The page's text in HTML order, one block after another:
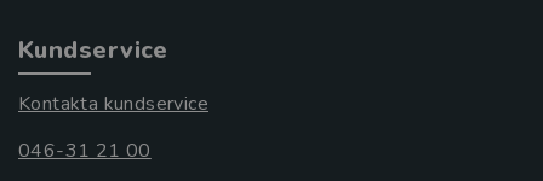
Kundservice
Kontakta kundservice
046-31 21 00